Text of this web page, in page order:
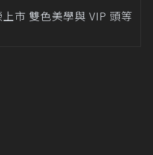
市 雙色美學與 VIP 頭等